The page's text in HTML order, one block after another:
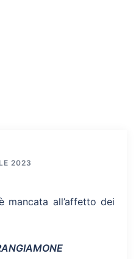
2023
mancata all’affetto dei